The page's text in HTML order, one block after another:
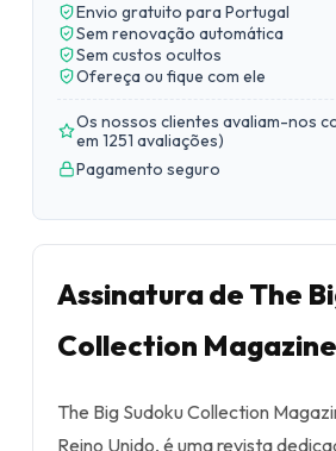
Envio gratuito para Portugal
Sem renovação automática
Sem custos ocultos
Ofereça ou fique com ele
Os nossos clientes avaliam-nos
em 1251 avaliações)
Pagamento seguro
Assinatura de The
Collection Magazine
The Big Sudoku Collection
Reino Unido, é uma revista